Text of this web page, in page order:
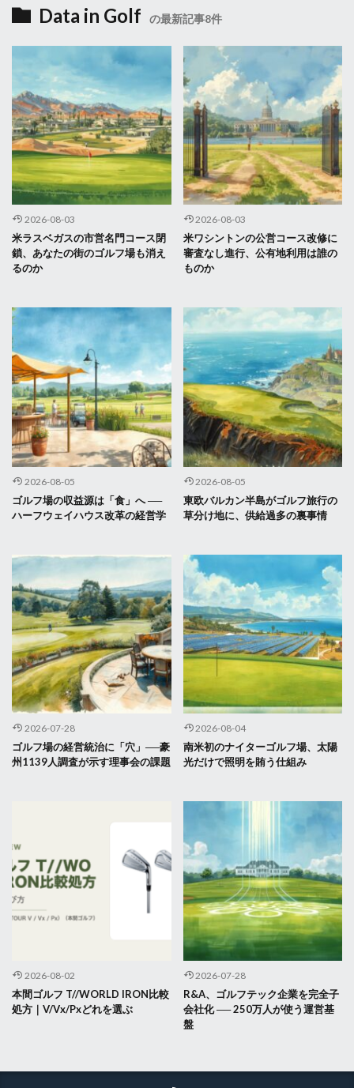
Data in Golf の最新記事8件
2026-08-03
米ラスベガスの市営名門コース閉
鎖、あなたの街のゴルフ場も消え
るのか
2026-08-03
米ワシントンの公営コース改修に
審査なし進行、公有地利用は誰の
ものか
2026-08-05
ゴルフ場の収益源は「食」へ ──
ハーフウェイハウス改革の経営学
2026-08-05
東欧バルカン半島がゴルフ旅行の
草分け地に、供給過多の裏事情
2026-07-28
ゴルフ場の経営統治に「穴」──豪
州1139人調査が示す理事会の課題
2026-08-04
南米初のナイターゴルフ場、太陽
光だけで照明を賄う仕組み
2026-08-02
本間ゴルフ T//WORLD IRON比較
処方｜V/Vx/Pxどれを選ぶ
2026-07-28
R&A、ゴルフテック企業を完全子
会社化 ── 250万人が使う運営基
盤